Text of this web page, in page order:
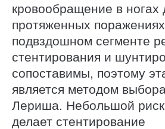
кровообращение в ногах
протяженных
подвздошном сегменте
стентирования и
сопоставимы, поэтому
является методом
Лериша. Небольшой
делает стентирование